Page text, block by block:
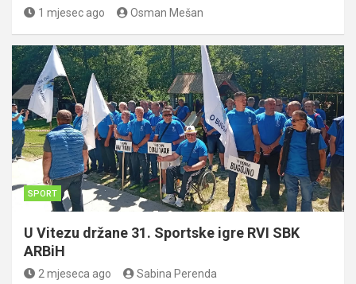
1 mjesec ago Osman Mešan
SPORT
U Vitezu držane 31. Sportske igre RVI SBK
ARBiH
2 mjeseca ago Sabina Perenda